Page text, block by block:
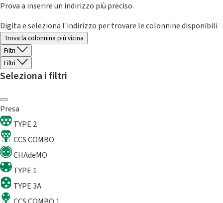
Prova a inserire un indirizzo più preciso.
Digita e seleziona l'indirizzo per trovare le colonnine disponibili
Trova la colonnina piú vicina
Filtri
Filtri
Seleziona i filtri
Presa
TYPE 2
CCS COMBO
CHAdeMO
TYPE 1
TYPE 3A